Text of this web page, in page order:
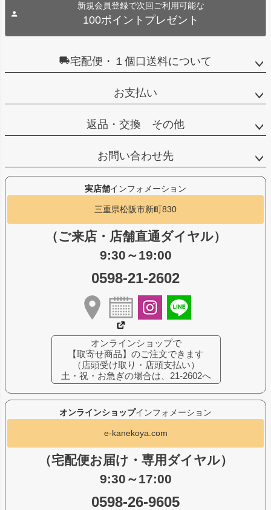
新規会員登録で次回ご利用可能な
100ポイントプレゼント
宅配便・１個口送料について
お支払い
返品・交換 その他
お問い合わせ先
オンラインショップインフォメーション
e-kanekoya.com
（宅配便お届け・専用ダイヤル）
9:30～17:00
0598-26-9605
実店舗インフォメーション
三重県松阪市新町830
（ご来店・店舗直通ダイヤル）
9:30～19:00
0598-21-2602
オンラインショップで
【取寄せ商品】のご注文できます
（店頭受け取り・店頭支払い）
土・祝・お急ぎの場合は、21-2602へ